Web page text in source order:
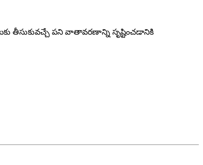
తీసుకువచ్చే పని వాతావరణాన్ని సృష్టించడానికి